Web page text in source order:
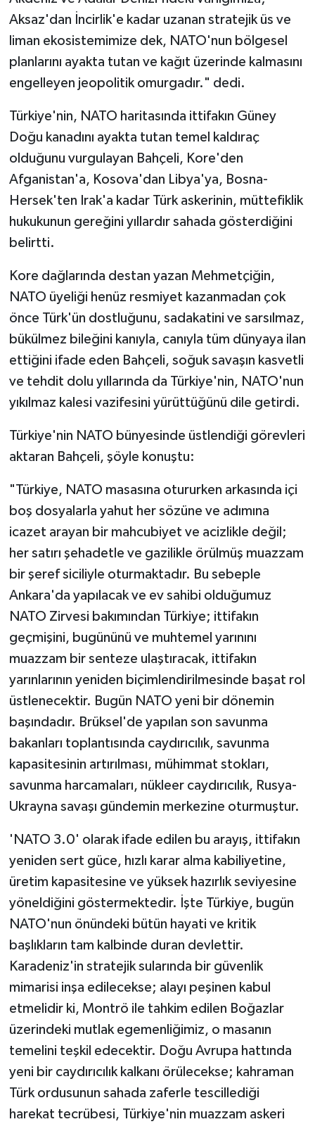
Aksaz'dan İncirlik'e kadar uzanan stratejik üs ve
liman ekosistemimize dek, NATO'nun bölgesel
planlarını ayakta tutan ve kağıt üzerinde kalmasını
engelleyen jeopolitik omurgadır." dedi.
Türkiye'nin, NATO haritasında ittifakın Güney
Doğu kanadını ayakta tutan temel kaldıraç
olduğunu vurgulayan Bahçeli, Kore'den
Afganistan'a, Kosova'dan Libya'ya, Bosna-
Hersek'ten Irak'a kadar Türk askerinin, müttefiklik
hukukunun gereğini yıllardır sahada gösterdiğini
belirtti.
Kore dağlarında destan yazan Mehmetçiğin,
NATO üyeliği henüz resmiyet kazanmadan çok
önce Türk'ün dostluğunu, sadakatini ve sarsılmaz,
bükülmez bileğini kanıyla, canıyla tüm dünyaya ilan
ettiğini ifade eden Bahçeli, soğuk savaşın kasvetli
ve tehdit dolu yıllarında da Türkiye'nin, NATO'nun
yıkılmaz kalesi vazifesini yürüttüğünü dile getirdi.
Türkiye'nin NATO bünyesinde üstlendiği görevleri
aktaran Bahçeli, şöyle konuştu:
"Türkiye, NATO masasına otururken arkasında içi
boş dosyalarla yahut her sözüne ve adımına
icazet arayan bir mahcubiyet ve acizlikle değil;
her satırı şehadetle ve gazilikle örülmüş muazzam
bir şeref siciliyle oturmaktadır. Bu sebeple
Ankara'da yapılacak ve ev sahibi olduğumuz
NATO Zirvesi bakımından Türkiye; ittifakın
geçmişini, bugününü ve muhtemel yarınını
muazzam bir senteze ulaştıracak, ittifakın
yarınlarının yeniden biçimlendirilmesinde başat rol
üstlenecektir. Bugün NATO yeni bir dönemin
başındadır. Brüksel'de yapılan son savunma
bakanları toplantısında caydırıcılık, savunma
kapasitesinin artırılması, mühimmat stokları,
savunma harcamaları, nükleer caydırıcılık, Rusya-
Ukrayna savaşı gündemin merkezine oturmuştur.
'NATO 3.0' olarak ifade edilen bu arayış, ittifakın
yeniden sert güce, hızlı karar alma kabiliyetine,
üretim kapasitesine ve yüksek hazırlık seviyesine
yöneldiğini göstermektedir. İşte Türkiye, bugün
NATO'nun önündeki bütün hayati ve kritik
başlıkların tam kalbinde duran devlettir.
Karadeniz'in stratejik sularında bir güvenlik
mimarisi inşa edilecekse; alayı peşinen kabul
etmelidir ki, Montrö ile tahkim edilen Boğazlar
üzerindeki mutlak egemenliğimiz, o masanın
temelini teşkil edecektir. Doğu Avrupa hattında
yeni bir caydırıcılık kalkanı örülecekse; kahraman
Türk ordusunun sahada zaferle tescillediği
harekat tecrübesi, Türkiye'nin muazzam askeri